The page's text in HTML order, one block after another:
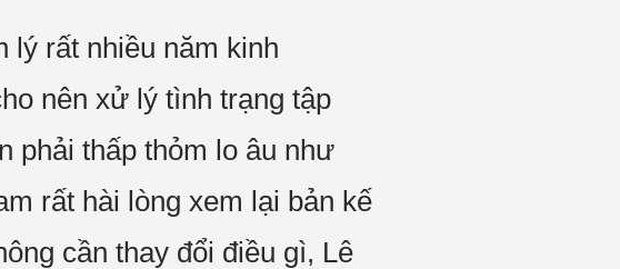
lý rất nhiều năm kinh
nên xử lý tình trạng tập
phải thấp thỏm lo âu như
rất hài lòng xem lại bản kế
cần thay đổi điều gì, Lê